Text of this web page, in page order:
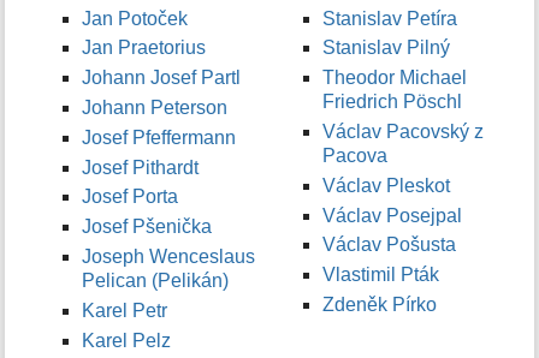
Jan Potoček
Jan Praetorius
Johann Josef Partl
Johann Peterson
Josef Pfeffermann
Josef Pithardt
Josef Porta
Josef Pšenička
Joseph Wenceslaus
Pelican (Pelikán)
Karel Petr
Karel Pelz
Stanislav Petíra
Stanislav Pilný
Theodor Michael
Friedrich Pöschl
Václav Pacovský z
Pacova
Václav Pleskot
Václav Posejpal
Václav Pošusta
Vlastimil Pták
Zdeněk Pírko